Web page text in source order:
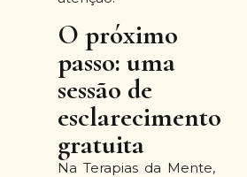
O próximo
passo: uma
sessão de
esclarecimento
gratuita
Na Terapias da Mente,